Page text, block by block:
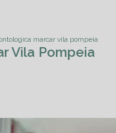
marcar vila pompeia
Vila Pompeia